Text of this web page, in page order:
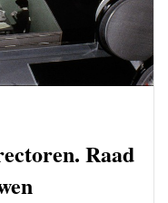
Raad